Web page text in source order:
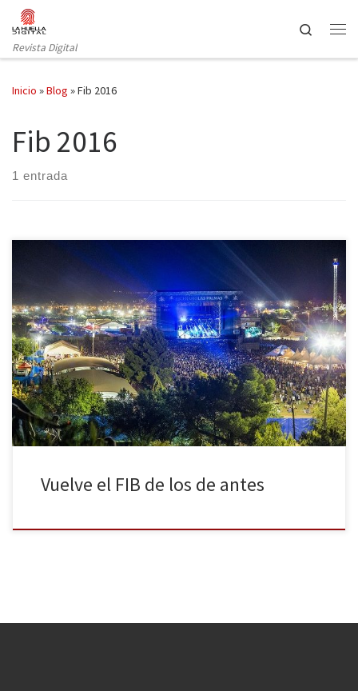
Saltar al contenido
Revista Digital
Search
Inicio »Blog »Fib 2016
Fib 2016
1 entrada
Tras los últimos duros años en los que el público no hacía más que
disminuir y hasta incluso su promotora Maraworld entró en
concurso de acreedores, el FIB 2016 resurge como el ave fénix y
vuelve a sus inicios, alcanzando los 176.000 espectadores durante
todo el festival y colgando el […]
Vuelve el FIB de los de antes